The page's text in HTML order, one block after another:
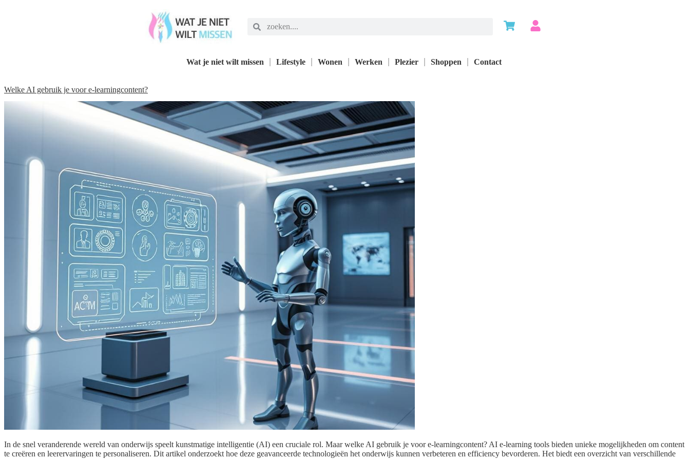
Wat je niet wilt missen Lifestyle Wonen Werken Plezier Shoppen Contact
Welke AI gebruik je voor e-learningcontent?
In de snel veranderende wereld van onderwijs speelt kunstmatige intelligentie (AI) een cruciale rol. Maar welke AI gebruik je voor e-learningcontent? AI e-learning tools bieden unieke mogelijkheden om content
te creëren en leerervaringen te personaliseren. Dit artikel onderzoekt hoe deze geavanceerde technologieën het onderwijs kunnen verbeteren en efficiency bevorderen. Het biedt een overzicht van verschillende